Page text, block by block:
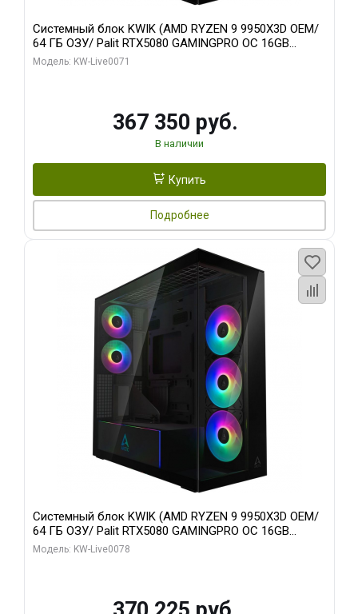
Системный блок KWIK (AMD RYZEN 9 9950X3D OEM/
64 ГБ ОЗУ/ Palit RTX5080 GAMINGPRO OC 16GB
GDDR7 256bit 3xDP HD/ 960 ГБ SSD)
Модель: KW-Live0071
367 350 руб.
В наличии
Купить
Подробнее
Системный блок KWIK (AMD RYZEN 9 9950X3D OEM/
64 ГБ ОЗУ/ Palit RTX5080 GAMINGPRO OC 16GB
GDDR7 256bit 3xDP HD/ 1 ТБ SSD)
Модель: KW-Live0078